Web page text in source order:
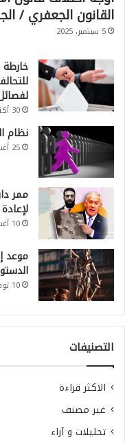
القانون الجعفري /
5 سبتمبر، 2025
30 أكتوبر، 2025
نظام
25 أغسطس، 2025
10 أغسطس، 2025
موعد
10 نوفمبر، 2025
التصنيفات
الاكثر قراءة
غير مصنف
تحليلات و آراء